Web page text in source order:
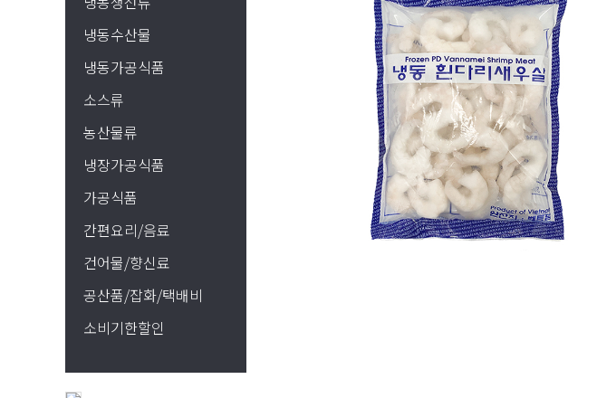
냉동수산물
냉동가공식품
소스류
농산물류
냉장가공식품
가공식품
간편요리/음료
건어물/향신료
공산품/잡화/택배비
소비기한할인